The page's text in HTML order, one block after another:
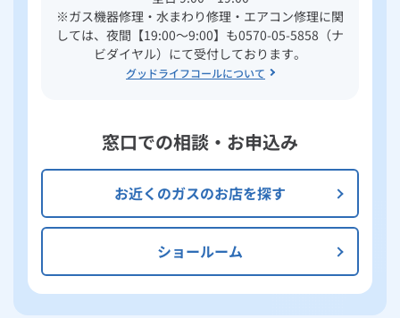
※ガス機器修理・水まわり修理・エアコン修理に関
しては、夜間【19:00～9:00】も0570-05-5858（ナ
ビダイヤル）にて受付しております。
グッドライフコールについて
窓口での相談・お申込み
お近くのガスのお店を探す
ショールーム